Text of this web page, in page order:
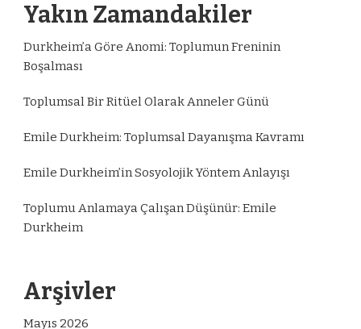
Yakın Zamandakiler
Durkheim’a Göre Anomi: Toplumun Freninin
Boşalması
Toplumsal Bir Ritüel Olarak Anneler Günü
Emile Durkheim: Toplumsal Dayanışma Kavramı
Emile Durkheim’in Sosyolojik Yöntem Anlayışı
Toplumu Anlamaya Çalışan Düşünür: Emile
Durkheim
Arşivler
Mayıs 2026